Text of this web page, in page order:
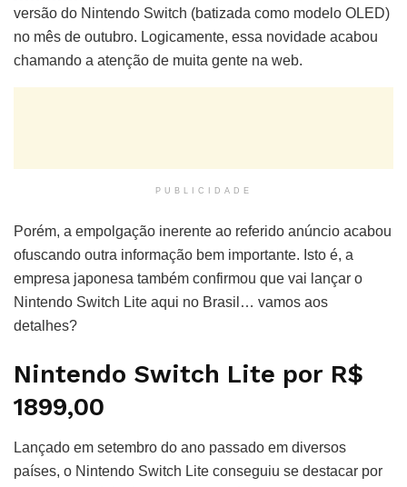
versão do Nintendo Switch (batizada como modelo OLED)
no mês de outubro. Logicamente, essa novidade acabou
chamando a atenção de muita gente na web.
PUBLICIDADE
Porém, a empolgação inerente ao referido anúncio acabou
ofuscando outra informação bem importante. Isto é, a
empresa japonesa também confirmou que vai lançar o
Nintendo Switch Lite aqui no Brasil… vamos aos
detalhes?
Nintendo Switch Lite por R$
1899,00
Lançado em setembro do ano passado em diversos
países, o Nintendo Switch Lite conseguiu se destacar por